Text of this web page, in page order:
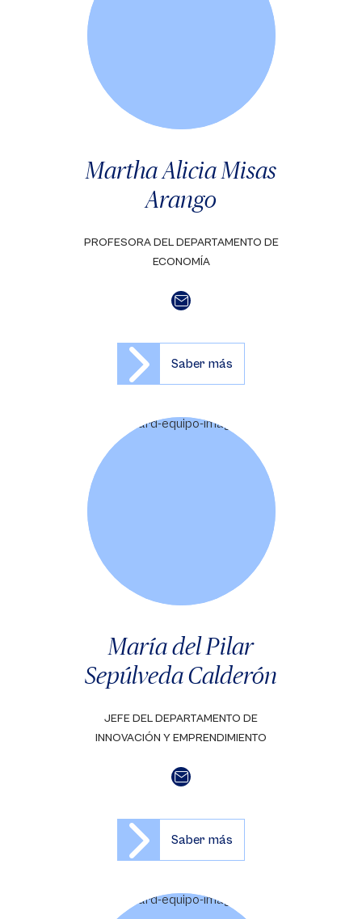
Martha Alicia Misas
Arango
PROFESORA DEL DEPARTAMENTO DE
ECONOMÍA
Saber más
María del Pilar
Sepúlveda Calderón
JEFE DEL DEPARTAMENTO DE
INNOVACIÓN Y EMPRENDIMIENTO
Saber más